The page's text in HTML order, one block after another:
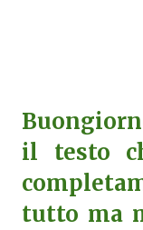
il testo
tutto ma